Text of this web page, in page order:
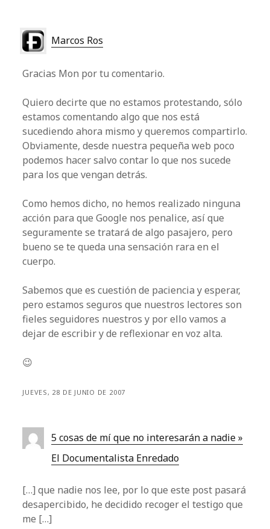
Marcos Ros
Gracias Mon por tu comentario.
Quiero decirte que no estamos protestando, sólo
estamos comentando algo que nos está
sucediendo ahora mismo y queremos compartirlo.
Obviamente, desde nuestra pequeña web poco
podemos hacer salvo contar lo que nos sucede
para los que vengan detrás.
Como hemos dicho, no hemos realizado ninguna
acción para que Google nos penalice, así que
seguramente se tratará de algo pasajero, pero
bueno se te queda una sensación rara en el
cuerpo.
Sabemos que es cuestión de paciencia y esperar,
pero estamos seguros que nuestros lectores son
fieles seguidores nuestros y por ello vamos a
dejar de escribir y de reflexionar en voz alta.
😉
JUEVES, 28 DE JUNIO DE 2007
5 cosas de mí que no interesarán a nadie »
El Documentalista Enredado
[…] que nadie nos lee, por lo que este post pasará
desapercibido, he decidido recoger el testigo que
me […]